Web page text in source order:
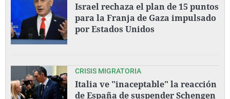
Israel rechaza el plan de 15 puntos
para la Franja de Gaza impulsado
por Estados Unidos
CRISIS MIGRATORIA
Italia ve "inaceptable" la reacción
de España de suspender Schengen